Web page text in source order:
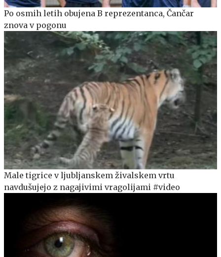
Po osmih letih obujena B reprezentanca, Čančar
znova v pogonu
Male tigrice v ljubljanskem živalskem vrtu
navdušujejo z nagajivimi vragolijami #video